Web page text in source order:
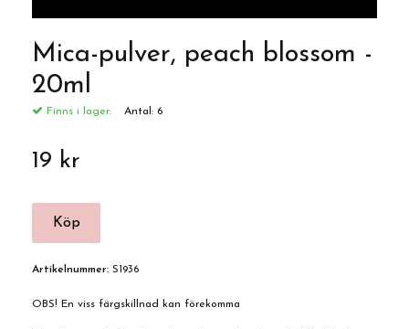
Mica-pulver, peach blossom -
20ml
Finns i lager: Antal: 6
19 kr
Artikelnummer: S1936
OBS! En viss färgskillnad kan förekomma